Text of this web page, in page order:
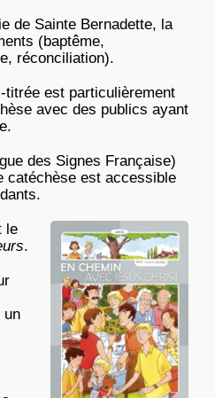
de Sainte Bernadette, la
(baptême,
réconciliation).
titrée est particulièrement
avec des publics ayant
des Signes Française)
catéchèse est accessible
le
.
un